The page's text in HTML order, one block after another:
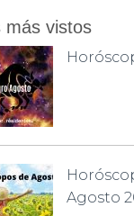
más vistos
Agosto